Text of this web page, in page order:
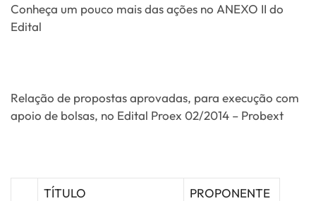
Conheça um pouco mais das ações no ANEXO II do
Edital
Relação de propostas aprovadas, para execução com
apoio de bolsas, no Edital Proex 02/2014 – Probext
TÍTULO PROPONENTE